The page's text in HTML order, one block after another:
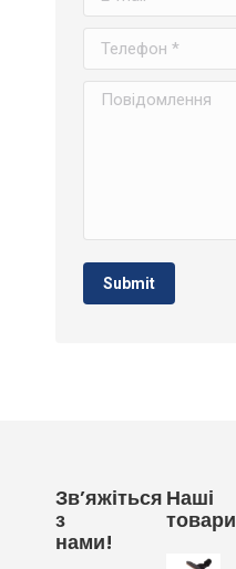
Телефон *
Повідомлення
Submit
Зв’яжіться
з
нами!
Наші
товари